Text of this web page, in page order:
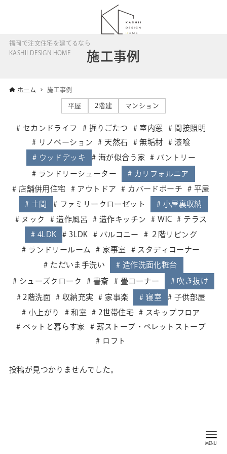
福岡で注文住宅を建てるなら
KASHII DESIGN HOME
施工事例
ホーム 施工事例
平屋 2階建 マンション
セカンドライフ 掘りごたつ 室内窓
間接照明
リノベーション
天然石 無垢材
漆喰
ウッドデッキ
海が似合う家 パントリー
ランドリーシューター
カリフォルニア
店舗併用住宅
アウトドア カバードポーチ
平屋
土間
ファミリークローゼット
小屋裏収納
ヌック
造作風呂 造作キッチン WIC
テラス
4LDK
3LDK バルコニー
２階リビング
ランドリールーム
家事室
スタディコーナー
ただいま手洗い
造作洗面化粧台
シューズクローク 書斎 畳コーナー 吹き抜け
2階洗面 収納充実 家事楽 寝室
子供部屋
小上がり
和室 2世帯住宅
スキップフロア
ペットと暮らす家
薪ストーブ・ペレットストーブ
ロフト
投稿が見つかりませんでした。